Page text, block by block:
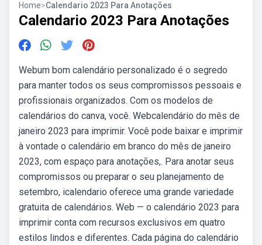
Home>Calendario 2023 Para Anotações
Calendario 2023 Para Anotações
Webum bom calendário personalizado é o segredo
para manter todos os seus compromissos pessoais e
profissionais organizados. Com os modelos de
calendários do canva, você. Webcalendário do mês de
janeiro 2023 para imprimir. Você pode baixar e imprimir
à vontade o calendário em branco do mês de janeiro
2023, com espaço para anotações,. Para anotar seus
compromissos ou preparar o seu planejamento de
setembro, icalendario oferece uma grande variedade
gratuita de calendários. Web — o calendário 2023 para
imprimir conta com recursos exclusivos em quatro
estilos lindos e diferentes. Cada página do calendário